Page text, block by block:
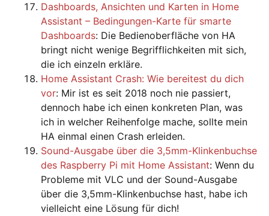
Dashboards, Ansichten und Karten in Home
Assistant – Bedingungen-Karte für smarte
Dashboards: Die Bedienoberfläche von HA
bringt nicht wenige Begrifflichkeiten mit sich,
die ich einzeln erkläre.
Home Assistant Crash: Wie bereitest du dich
vor: Mir ist es seit 2018 noch nie passiert,
dennoch habe ich einen konkreten Plan, was
ich in welcher Reihenfolge mache, sollte mein
HA einmal einen Crash erleiden.
Sound-Ausgabe über die 3,5mm-Klinkenbuchse
des Raspberry Pi mit Home Assistant: Wenn du
Probleme mit VLC und der Sound-Ausgabe
über die 3,5mm-Klinkenbuchse hast, habe ich
vielleicht eine Lösung für dich!